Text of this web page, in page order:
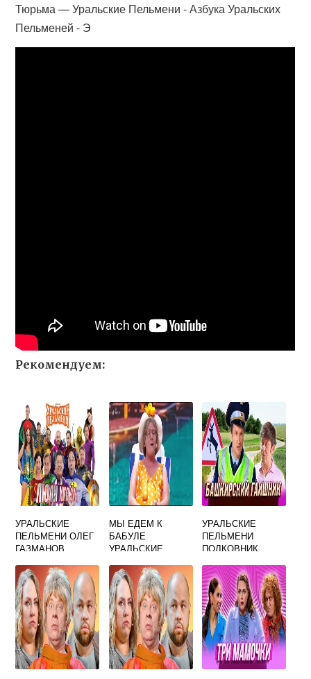
Тюрьма — Уральские Пельмени - Азбука Уральских
Пельменей - Э
Рекомендуем:
УРАЛЬСКИЕ
ПЕЛЬМЕНИ ОЛЕГ
ГАЗМАНОВ
МЫ ЕДЕМ К
БАБУЛЕ
УРАЛЬСКИЕ
УРАЛЬСКИЕ
ПЕЛЬМЕНИ
ПОЛКОВНИК